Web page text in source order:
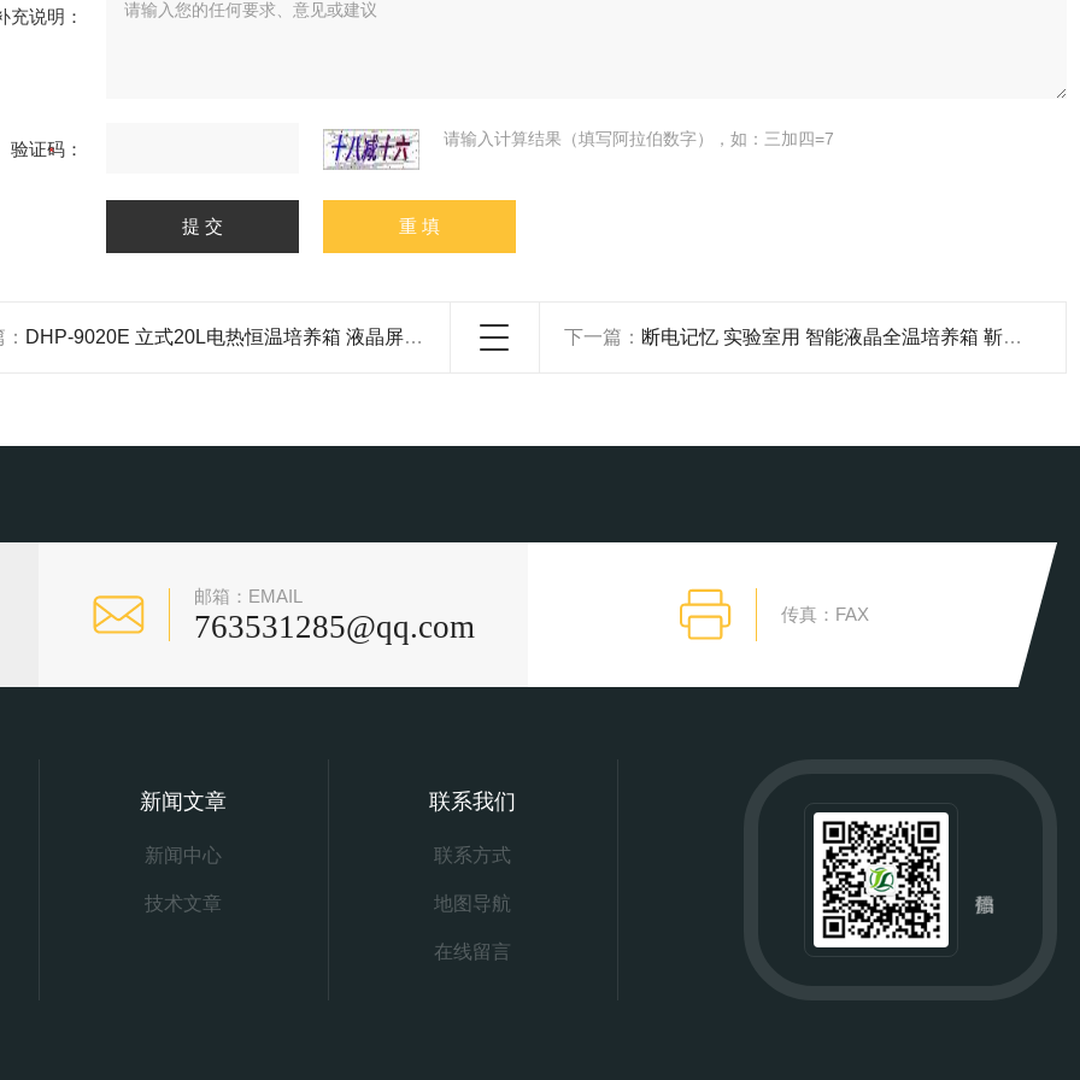
充说明：
验证码： 请输入计算结果（填写阿拉伯数字），如：三加四=7
DHP-9020E 立式20L电热恒温培养箱 液晶屏双层钢化玻璃观察窗 304 下一篇： 断电记忆 实验室用 智能液晶全温培养箱 靳澜制造
邮箱：EMAIL
763531285@qq.com 传真：FAX
新闻文章
新闻中心
技术文章
联系我们
联系方式
地图导航
在线留言